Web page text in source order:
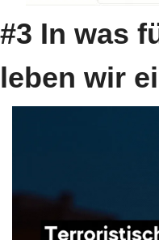
#3 In was
leben wir